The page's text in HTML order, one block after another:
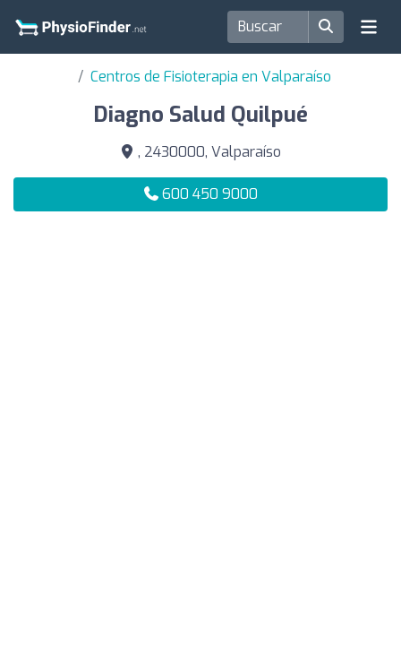
Centros de Fisioterapia en Valparaíso
Diagno Salud Quilpué
, 2430000, Valparaíso
600 450 9000